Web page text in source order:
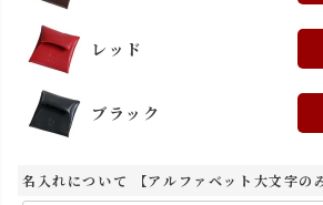
レッド
ブラック
名入れについて 【アルファベット大文字の